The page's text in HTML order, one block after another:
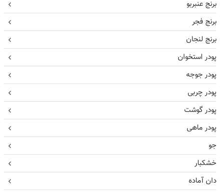
برنج عنبربو
برنج فجر
برنج لنجان
پودر استخوان
پودر جوجه
پودر چربی
پودر گوشت
پودر ماهی
جو
خشکبار
دان آماده